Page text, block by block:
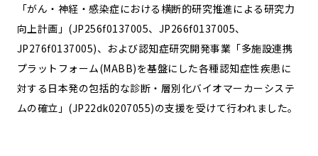
「がん・神経・感染症における横断的研究推進による研究力
向上計画」(JP256f0137005、JP266f0137005、
JP276f0137005)、および認知症研究開発事業「多施設連携
プラットフォーム(MABB)を基盤にした各種認知症性疾患に
対する日本発の包括的な診断・層別化バイオマーカーシステ
ムの確立」(JP22dk0207055)の支援を受けて行われました。